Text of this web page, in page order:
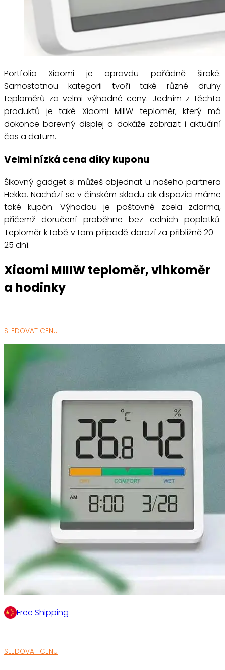
Portfolio Xiaomi je opravdu pořádně široké.
Samostatnou kategorii tvoří také různé druhy
teploměrů za velmi výhodné ceny. Jedním z těchto
produktů je také Xiaomi MIIIW teploměr, který má
dokonce barevný displej a dokáže zobrazit i aktuální
čas a datum.
Velmi nízká cena díky kuponu
Šikovný gadget si můžeš objednat u našeho partnera
Hekka. Nachází se v čínském skladu ak dispozici máme
také kupón. Výhodou je poštovné zcela zdarma,
přičemž doručení proběhne bez celních poplatků.
Teploměr k tobě v tom případě dorazí za přibližně 20 –
25 dní.
Xiaomi MIIIW teploměr, vlhkoměr
a hodinky
SLEDOVAT CENU
Free Shipping
SLEDOVAT CENU